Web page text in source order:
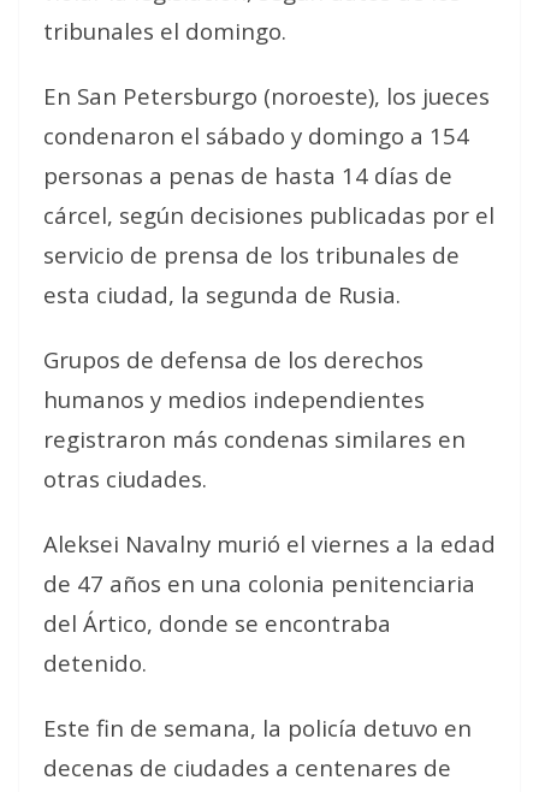
tribunales el domingo.
En San Petersburgo (noroeste), los jueces
condenaron el sábado y domingo a 154
personas a penas de hasta 14 días de
cárcel, según decisiones publicadas por el
servicio de prensa de los tribunales de
esta ciudad, la segunda de Rusia.
Grupos de defensa de los derechos
humanos y medios independientes
registraron más condenas similares en
otras ciudades.
Aleksei Navalny murió el viernes a la edad
de 47 años en una colonia penitenciaria
del Ártico, donde se encontraba
detenido.
Este fin de semana, la policía detuvo en
decenas de ciudades a centenares de